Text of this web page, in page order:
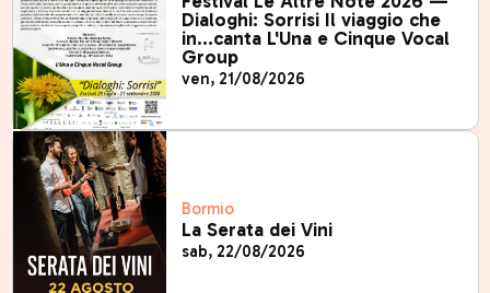
Dialoghi: Sorrisi Il viaggio che
in…canta L'Una e Cinque Vocal
Group
ven, 21/08/2026
Bormio
La Serata dei Vini
sab, 22/08/2026